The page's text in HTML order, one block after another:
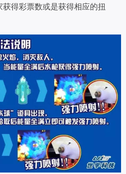
得彩票数或是获得相应的扭